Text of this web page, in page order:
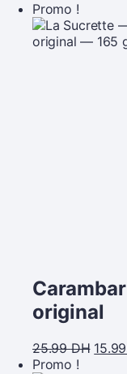
Promo !
original
25.99DH 15.99
Promo !